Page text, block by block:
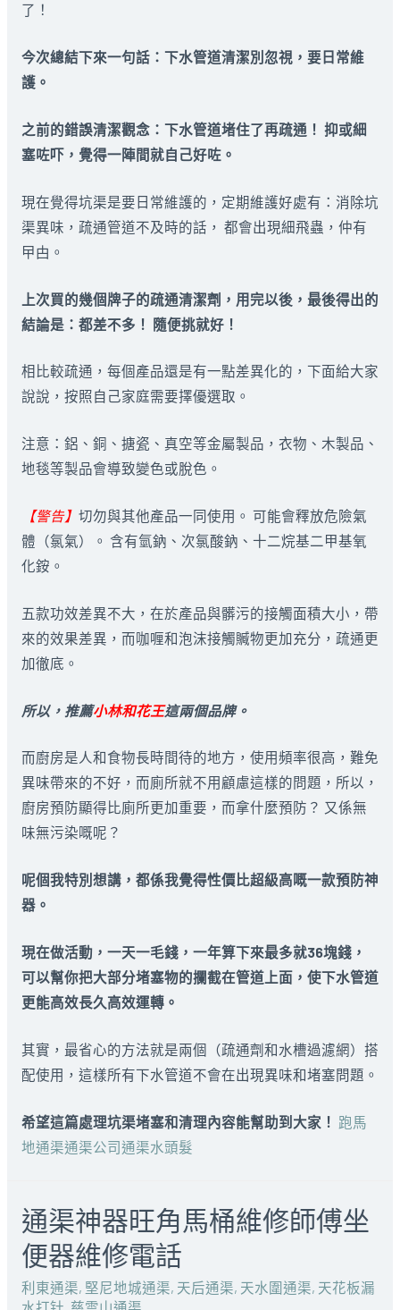
了！
今次總結下來一句話：下水管道清潔別忽視，要日常維
護。
之前的錯誤清潔觀念：下水管道堵住了再疏通！ 抑或細
塞咗吓，覺得一陣間就自己好咗。
現在覺得坑渠是要日常維護的，定期維護好處有：消除坑
渠異味，疏通管道不及時的話， 都會出現細飛蟲，仲有
曱甴。
上次買的幾個牌子的疏通清潔劑，用完以後，最後得出的
結論是：都差不多！ 隨便挑就好！
相比較疏通，每個產品還是有一點差異化的，下面給大家
說說，按照自己家庭需要擇優選取。
注意：鋁、銅、搪瓷、真空等金屬製品，衣物、木製品、
地毯等製品會導致變色或脫色。
【警告】 切勿與其他產品一同使用。 可能會釋放危險氣
體（氯氣）。 含有氫鈉、次氯酸鈉、十二烷基二甲基氧
化銨。
五款功效差異不大，在於產品與髒污的接觸面積大小，帶
來的效果差異，而咖喱和泡沫接觸贓物更加充分，疏通更
加徹底。
所以，推薦小林和花王這兩個品牌。
而廚房是人和食物長時間待的地方，使用頻率很高，難免
異味帶來的不好，而廁所就不用顧慮這樣的問題，所以，
廚房預防顯得比廁所更加重要，而拿什麼預防？ 又係無
味無污染嘅呢？
呢個我特別想講，都係我覺得性價比超級高嘅一款預防神
器。
現在做活動，一天一毛錢，一年算下來最多就36塊錢，
可以幫你把大部分堵塞物的攔截在管道上面，使下水管道
更能高效長久高效運轉。
其實，最省心的方法就是兩個（疏通劑和水槽過濾網）搭
配使用，這樣所有下水管道不會在出現異味和堵塞問題。
希望這篇處理坑渠堵塞和清理內容能幫助到大家！ 跑馬
地通渠通渠公司通渠水頭髮
通渠神器旺角馬桶維修師傅坐
便器維修電話
利東通渠, 堅尼地城通渠, 天后通渠, 天水圍通渠, 天花板漏